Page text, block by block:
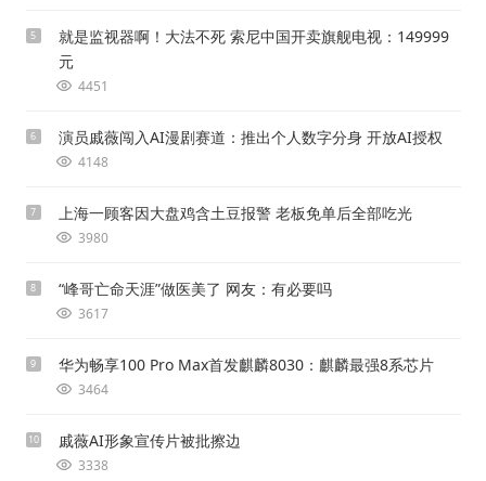
5
就是监视器啊！大法不死 索尼中国开卖旗舰电视：149999
元
4451
6 演员戚薇闯入AI漫剧赛道：推出个人数字分身 开放AI授权
4148
7 上海一顾客因大盘鸡含土豆报警 老板免单后全部吃光
3980
8 “峰哥亡命天涯”做医美了 网友：有必要吗
3617
9 华为畅享100 Pro Max首发麒麟8030：麒麟最强8系芯片
3464
10 戚薇AI形象宣传片被批擦边
3338